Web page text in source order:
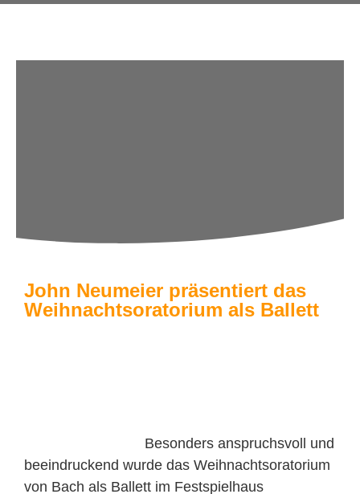
John Neumeier präsentiert das
Weihnachtsoratorium als Ballett
Besonders anspruchsvoll und
beeindruckend wurde das Weihnachtsoratorium
von Bach als Ballett im Festspielhaus